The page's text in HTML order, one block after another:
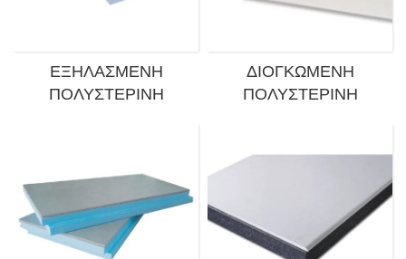
ΕΞΗΛΑΣΜΈΝΗ
ΠΟΛΥΣΤΕΡΊΝΗ
ΔΙΟΓΚΩΜΈΝΗ
ΠΟΛΥΣΤΕΡΊΝΗ